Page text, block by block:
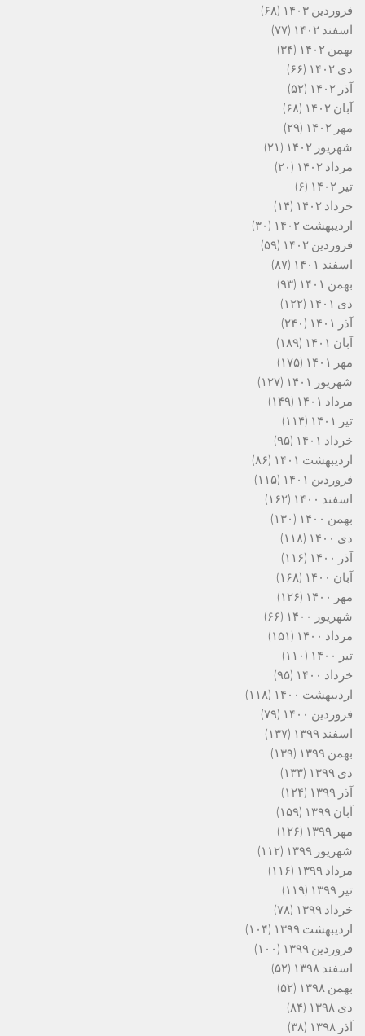
فروردین ۱۴۰۳
(۶۸)
اسفند ۱۴۰۲
(۷۷)
بهمن ۱۴۰۲
(۳۴)
دی ۱۴۰۲
(۶۶)
آذر ۱۴۰۲
(۵۲)
آبان ۱۴۰۲
(۶۸)
مهر ۱۴۰۲
(۲۹)
شهریور ۱۴۰۲
(۲۱)
مرداد ۱۴۰۲
(۲۰)
تیر ۱۴۰۲
(۶)
خرداد ۱۴۰۲
(۱۴)
اردیبهشت ۱۴۰۲
(۳۰)
فروردین ۱۴۰۲
(۵۹)
اسفند ۱۴۰۱
(۸۷)
بهمن ۱۴۰۱
(۹۳)
دی ۱۴۰۱
(۱۲۲)
آذر ۱۴۰۱
(۲۴۰)
آبان ۱۴۰۱
(۱۸۹)
مهر ۱۴۰۱
(۱۷۵)
شهریور ۱۴۰۱
(۱۲۷)
مرداد ۱۴۰۱
(۱۴۹)
تیر ۱۴۰۱
(۱۱۴)
خرداد ۱۴۰۱
(۹۵)
اردیبهشت ۱۴۰۱
(۸۶)
فروردین ۱۴۰۱
(۱۱۵)
اسفند ۱۴۰۰
(۱۶۲)
بهمن ۱۴۰۰
(۱۳۰)
دی ۱۴۰۰
(۱۱۸)
آذر ۱۴۰۰
(۱۱۶)
آبان ۱۴۰۰
(۱۶۸)
مهر ۱۴۰۰
(۱۲۶)
شهریور ۱۴۰۰
(۶۶)
مرداد ۱۴۰۰
(۱۵۱)
تیر ۱۴۰۰
(۱۱۰)
خرداد ۱۴۰۰
(۹۵)
اردیبهشت ۱۴۰۰
(۱۱۸)
فروردین ۱۴۰۰
(۷۹)
اسفند ۱۳۹۹
(۱۳۷)
بهمن ۱۳۹۹
(۱۳۹)
دی ۱۳۹۹
(۱۳۳)
آذر ۱۳۹۹
(۱۲۴)
آبان ۱۳۹۹
(۱۵۹)
مهر ۱۳۹۹
(۱۲۶)
شهریور ۱۳۹۹
(۱۱۲)
مرداد ۱۳۹۹
(۱۱۶)
تیر ۱۳۹۹
(۱۱۹)
خرداد ۱۳۹۹
(۷۸)
اردیبهشت ۱۳۹۹
(۱۰۴)
فروردین ۱۳۹۹
(۱۰۰)
اسفند ۱۳۹۸
(۵۲)
بهمن ۱۳۹۸
(۵۲)
دی ۱۳۹۸
(۸۴)
آذر ۱۳۹۸
(۳۸)